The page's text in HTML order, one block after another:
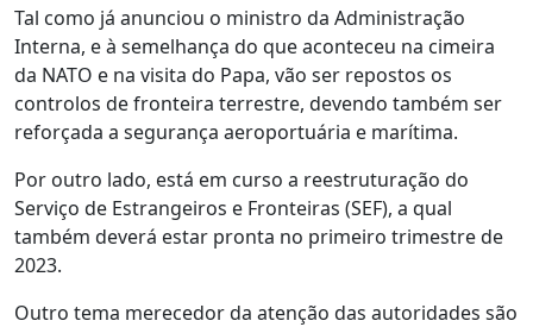
Tal como já anunciou o ministro da Administração
Interna, e à semelhança do que aconteceu na cimeira
da NATO e na visita do Papa, vão ser repostos os
controlos de fronteira terrestre, devendo também ser
reforçada a segurança aeroportuária e marítima.
Por outro lado, está em curso a reestruturação do
Serviço de Estrangeiros e Fronteiras (SEF), a qual
também deverá estar pronta no primeiro trimestre de
2023.
Outro tema merecedor da atenção das autoridades são